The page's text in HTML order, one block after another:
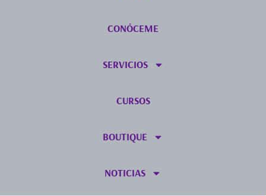
CONÓCEME
SERVICIOS
CURSOS
BOUTIQUE
NOTICIAS